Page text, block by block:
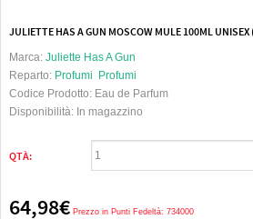
JULIETTE HAS A GUN MOSCOW MULE 100ML UNISEX
Marca: Juliette Has A Gun
Reparto: Profumi
Profumi
Codice Prodotto: Eau de Parfum
Disponibilità: In magazzino
QTÀ:
64,98€ Prezzo in Punti Fedeltà: 734000